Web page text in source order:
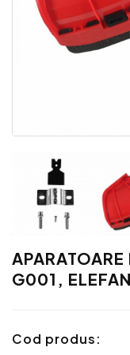
G001,
Cod produs: